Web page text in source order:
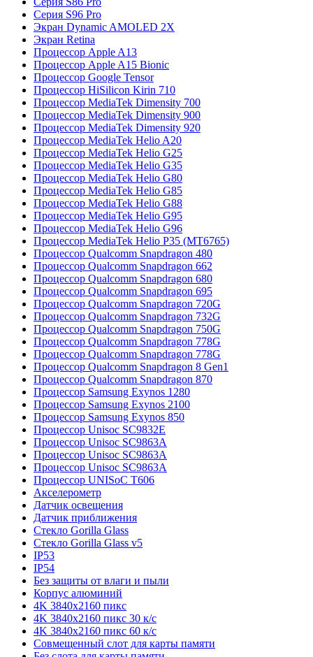
Серия S96 Pro
Экран Dynamic AMOLED 2X
Экран Retina
Процессор Apple A13
Процессор Apple A15 Bionic
Процессор Google Tensor
Процессор HiSilicon Kirin 710
Процессор MediaTek Dimensity 700
Процессор MediaTek Dimensity 900
Процессор MediaTek Dimensity 920
Процессор MediaTek Helio A20
Процессор MediaTek Helio G25
Процессор MediaTek Helio G35
Процессор MediaTek Helio G80
Процессор MediaTek Helio G85
Процессор MediaTek Helio G88
Процессор MediaTek Helio G95
Процессор MediaTek Helio G96
Процессор MediaTek Helio P35 (MT6765)
Процессор Qualcomm Snapdragon 480
Процессор Qualcomm Snapdragon 662
Процессор Qualcomm Snapdragon 680
Процессор Qualcomm Snapdragon 695
Процессор Qualcomm Snapdragon 720G
Процессор Qualcomm Snapdragon 732G
Процессор Qualcomm Snapdragon 750G
Процессор Qualcomm Snapdragon 778G
Процессор Qualcomm Snapdragon 778G
Процессор Qualcomm Snapdragon 8 Gen1
Процессор Qualcomm Snapdragon 870
Процессор Samsung Exynos 1280
Процессор Samsung Exynos 2100
Процессор Samsung Exynos 850
Процессор Unisoc SC9832E
Процессор Unisoc SC9863A
Процессор Unisoc SC9863A
Процессор Unisoc SC9863A
Процессор UNISoC T606
Акселерометр
Датчик освещения
Датчик приближения
Стекло Gorilla Glass
Стекло Gorilla Glass v5
IP53
IP54
Без защиты от влаги и пыли
Корпус алюминий
4K 3840x2160 пикс
4K 3840x2160 пикс 30 к/с
4K 3840x2160 пикс 60 к/с
Совмещенный слот для карты памяти